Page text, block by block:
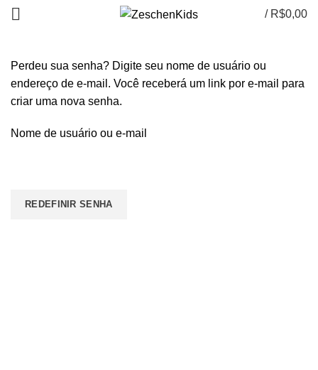
/ R$0,00
Perdeu sua senha? Digite seu nome de usuário ou
endereço de e-mail. Você receberá um link por e-mail para
criar uma nova senha.
Nome de usuário ou e-mail
REDEFINIR SENHA